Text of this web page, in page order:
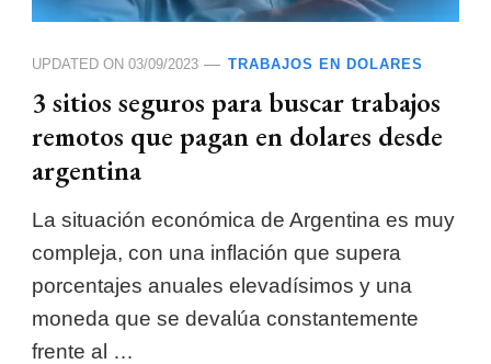
UPDATED ON 03/09/2023 TRABAJOS EN DOLARES
3 sitios seguros para buscar trabajos
remotos que pagan en dolares desde
argentina
La situación económica de Argentina es muy
compleja, con una inflación que supera
porcentajes anuales elevadísimos y una
moneda que se devalúa constantemente
frente al …